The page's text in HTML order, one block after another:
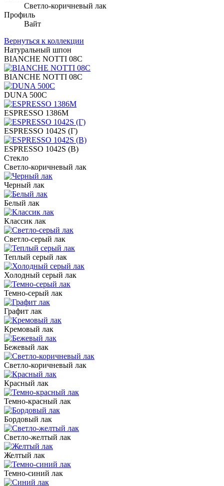
Светло-коричневый лак
Профиль
Вайт
Вернуться к коллекции
Натуральный шпон
BIANCHE NOTTI 08C
BIANCHE NOTTI 08C
DUNA 500C
ESPRESSO 1386M
ESPRESSO 1042S (Г)
ESPRESSO 1042S (В)
Стекло
Светло-коричневый лак
Черный лак
Белый лак
Классик лак
Светло-серый лак
Теплый серый лак
Холодный серый лак
Темно-серый лак
Графит лак
Кремовый лак
Бежевый лак
Светло-коричневый лак
Красный лак
Темно-красный лак
Бордовый лак
Светло-желтый лак
Желтый лак
Темно-синий лак